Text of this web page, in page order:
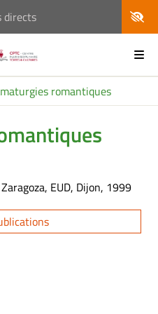
directs
romantiques
EUD, Dijon, 1999